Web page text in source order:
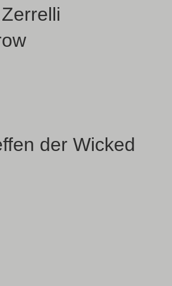
der Wicked